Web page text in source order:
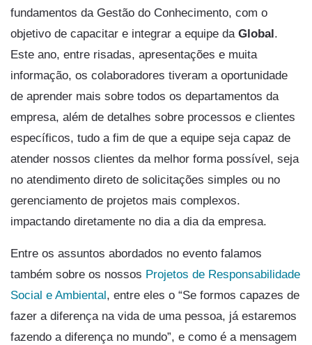
fundamentos da Gestão do Conhecimento, com o
objetivo de capacitar e integrar a equipe da Global.
Este ano, entre risadas, apresentações e muita
informação, os colaboradores tiveram a oportunidade
de aprender mais sobre todos os departamentos da
empresa, além de detalhes sobre processos e clientes
específicos, tudo a fim de que a equipe seja capaz de
atender nossos clientes da melhor forma possível, seja
no atendimento direto de solicitações simples ou no
gerenciamento de projetos mais complexos.
impactando diretamente no dia a dia da empresa.
Entre os assuntos abordados no evento falamos
também sobre os nossos Projetos de Responsabilidade
Social e Ambiental, entre eles o “Se formos capazes de
fazer a diferença na vida de uma pessoa, já estaremos
fazendo a diferença no mundo”, e como é a mensagem